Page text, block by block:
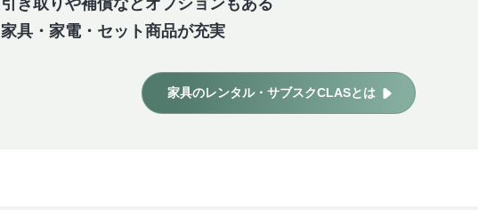
家具・家電・セット商品が充実
家具のレンタル・サブスクCLASとは